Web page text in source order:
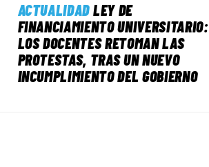
ACTUALIDADLEY DE
FINANCIAMIENTO UNIVERSITARIO:
LOS DOCENTES RETOMAN LAS
PROTESTAS, TRAS UN NUEVO
INCUMPLIMIENTO DEL GOBIERNO